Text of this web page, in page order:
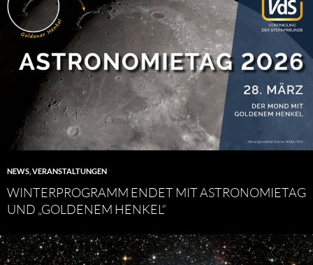
NEWS VERANSTALTUNGEN
WINTERPROGRAMM ENDET MIT ASTRONOMIETAG
UND „GOLDENEM HENKEL“